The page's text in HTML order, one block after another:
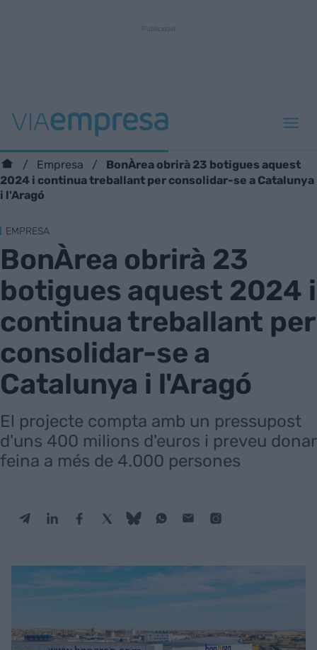
Empresa
BonÀrea obrirà 23 botigues aquest
2024 i continua treballant per consolidar-se a Catalunya
i l'Aragó
EMPRESA
BonÀrea obrirà 23
botigues aquest 2024 i
continua treballant per
consolidar-se a
Catalunya i l'Aragó
El projecte compta amb un pressupost
d'uns 400 milions d'euros i preveu donar
feina a més de 4.000 persones